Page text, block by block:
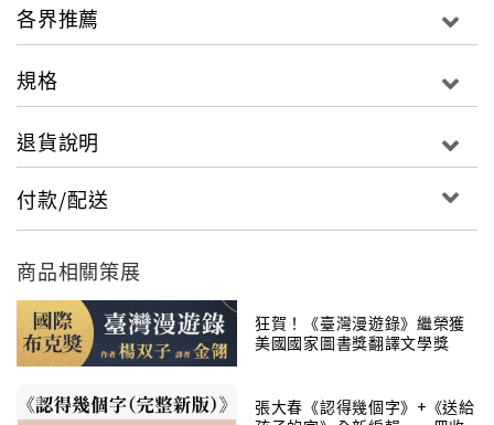
"
各界推薦
規格
退貨說明
付款/配送
商品相關策展
狂賀！《臺灣漫遊錄》繼榮獲
美國國家圖書獎翻譯文學獎
張大春《認得幾個字》+《送給